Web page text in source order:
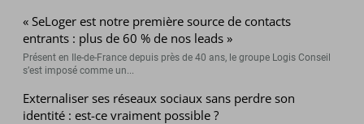
« SeLoger est notre première source de contacts
entrants : plus de 60 % de nos leads »
Présent en Ile-de-France depuis près de 40 ans, le groupe Logis Conseil
s’est imposé comme un...
Externaliser ses réseaux sociaux sans perdre son
identité : est-ce vraiment possible ?